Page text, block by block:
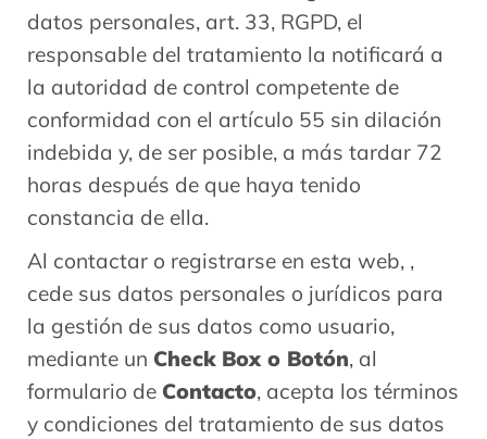
datos personales, art. 33, RGPD, el
responsable del tratamiento la notificará a
la autoridad de control competente de
conformidad con el artículo 55 sin dilación
indebida y, de ser posible, a más tardar 72
horas después de que haya tenido
constancia de ella.
Al contactar o registrarse en esta web, ,
cede sus datos personales o jurídicos para
la gestión de sus datos como usuario,
mediante un Check Box o Botón, al
formulario de Contacto, acepta los términos
y condiciones del tratamiento de sus datos